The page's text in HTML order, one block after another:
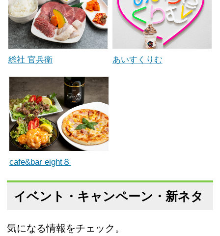
総社 官兵衛 あいすくりむ
cafe&bar eight８
イベント・キャンペーン・新ネタ
気になる情報をチェック。